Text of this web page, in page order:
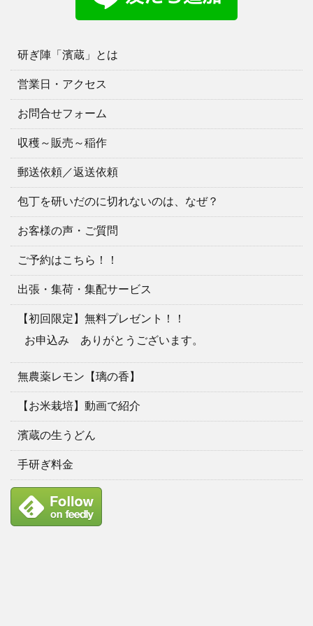
研ぎ陣「濱蔵」とは
営業日・アクセス
お問合せフォーム
収穫～販売～稲作
郵送依頼／返送依頼
包丁を研いだのに切れないのは、なぜ？
お客様の声・ご質問
ご予約はこちら！！
出張・集荷・集配サービス
【初回限定】無料プレゼント！！
お申込み ありがとうございます。
無農薬レモン【璃の香】
【お米栽培】動画で紹介
濱蔵の生うどん
手研ぎ料金